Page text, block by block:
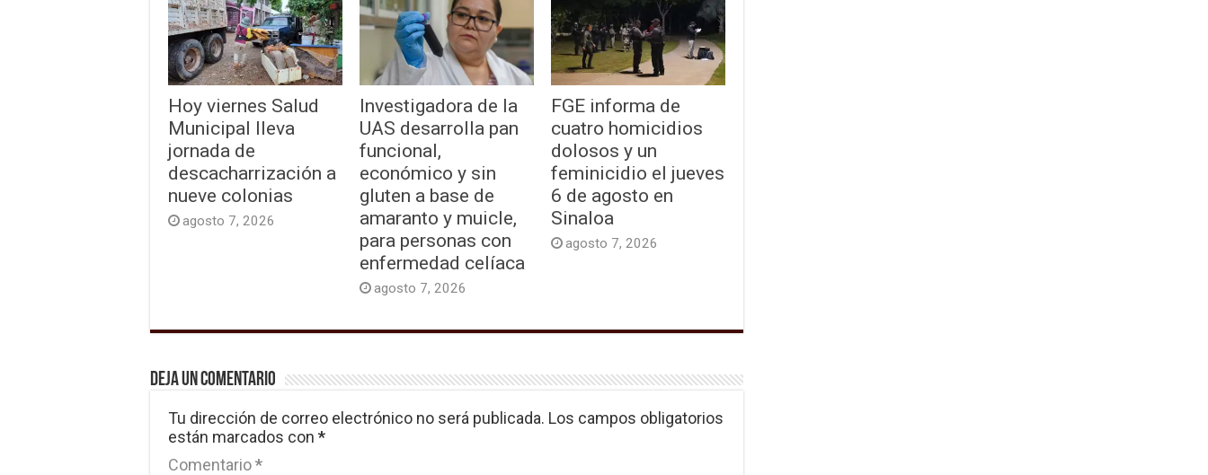
Hoy viernes Salud
Municipal lleva
jornada de
descacharrización a
nueve colonias
agosto 7, 2026
Investigadora de la
UAS desarrolla pan
funcional,
económico y sin
gluten a base de
amaranto y muicle,
para personas con
enfermedad celíaca
agosto 7, 2026
FGE informa de
cuatro homicidios
dolosos y un
feminicidio el jueves
6 de agosto en
Sinaloa
agosto 7, 2026
Deja un comentario
Tu dirección de correo electrónico no será publicada. Los campos obligatorios
están marcados con *
Comentario*